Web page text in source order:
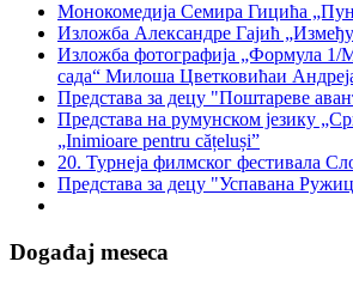
Монокомедија Семира Гицића
Изложба Александре Гајић
Изложба фотографија „Формула 1/
сада“ Милоша Цветковићаи
Представа за децу "Поштареве
Представа на румунском језику
„Inimioare pentru cățeluși”
20. Турнеја филмског фестивала
Представа за децу "Успавана
Događaj meseca